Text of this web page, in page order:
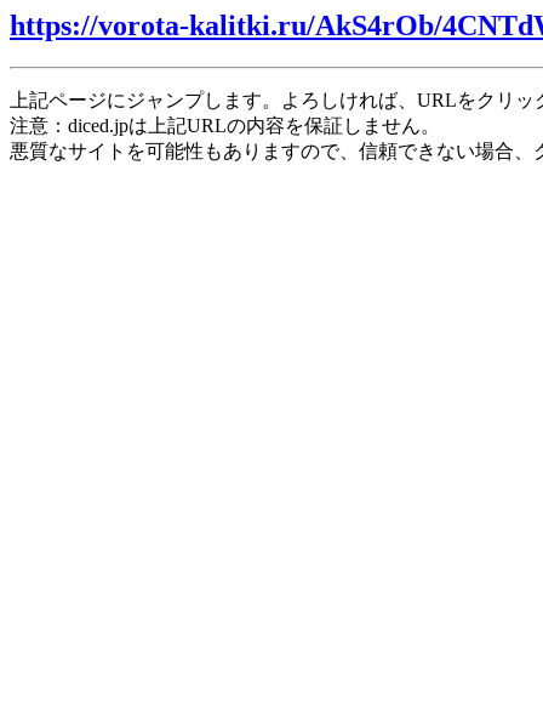
https://vorota-kalitki.ru/AkS4rOb/
上記ページにジャンプします。よろしければ、URLをクリ
注意：diced.jpは上記URLの内容を保証しません。
悪質なサイトを可能性もありますので、信頼できない場合、